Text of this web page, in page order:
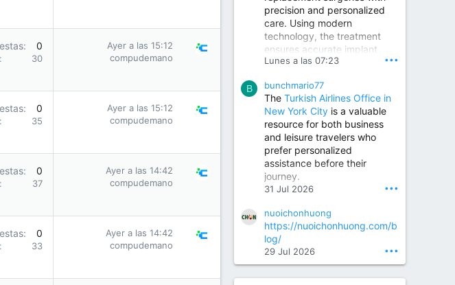
0
30
Ayer a las 15:12
compudemano
0
35
Ayer a las 15:12
compudemano
0
37
Ayer a las 14:42
compudemano
0
33
Ayer a las 14:42
compudemano
Children Hospital in Secunderabad | Best Pediatrician in Hyderabad | Neonatologist in Medchal
Our pediatrician and
Neonatologist team at...
www.srianaghaclinic.com
precision and personalized
care. Using modern
technology, the treatment
ensures accurate implant
placement, reduced pain,
improved joint function,
helping patients return to an
active and comfortable
lifestyle.
Orthopedic Surgeon in Kondapur | Best Orthopedic Doctor in Kondapur | Dr. M. Ranganath Reddy
Consult Dr. M. Ranganath
Reddy, the best...
www.drranganathreddy.co
m
Lunes a las 07:23 •••
B bunchmario77
The Turkish Airlines Office in
New York City is a valuable
resource for both business
and leisure travelers who
prefer personalized
assistance before their
journey.
31 Jul 2026 •••
nuoichonhuong
https://nuoichonhuong.com/b
log/
29 Jul 2026 •••